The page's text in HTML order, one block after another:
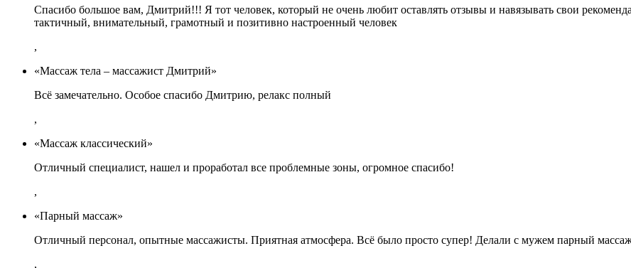
Спасибо большое вам, Дмитрий!!! Я тот человек, который не очень любит оставлять отзывы и навязывать свои
тактичный, внимательный, грамотный и позитивно настроенный человек
,
«Массаж тела – массажист Дмитрий»
Всё замечательно. Особое спасибо Дмитрию, релакс полный
,
«Массаж классический»
Отличный специалист, нашел и проработал все проблемные зоны, огромное спасибо!
,
«Парный массаж»
Отличный персонал, опытные массажисты. Приятная атмосфера. Всё было просто супер! Делали с мужем парный
,